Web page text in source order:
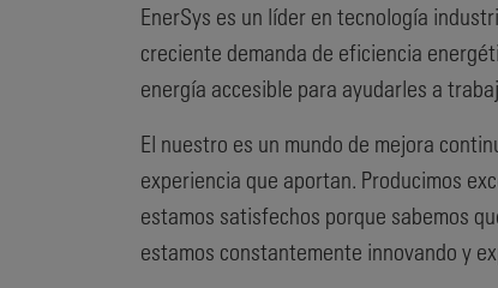
EnerSys es un líder en tecnología
creciente demanda de eficiencia
energía accesible para ayudarles a
El nuestro es un mundo de mejora
experiencia que aportan. Producimos
estamos satisfechos porque sabemos
estamos constantemente innovando y